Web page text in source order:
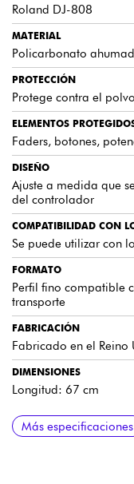
Roland DJ-808
MATERIAL
Policarbonato
PROTECCIÓN
Protege contra el
ELEMENTOS
Faders, botones,
DISEÑO
Ajuste a medida que
del controlador
COMPATIBILIDAD CON
Se puede utilizar con
FORMATO
Perfil fino compatible
transporte
FABRICACIÓN
Fabricado en el Reino
DIMENSIONES
Longitud: 67 cm
PESO
1,1 kg
Más especificaciones